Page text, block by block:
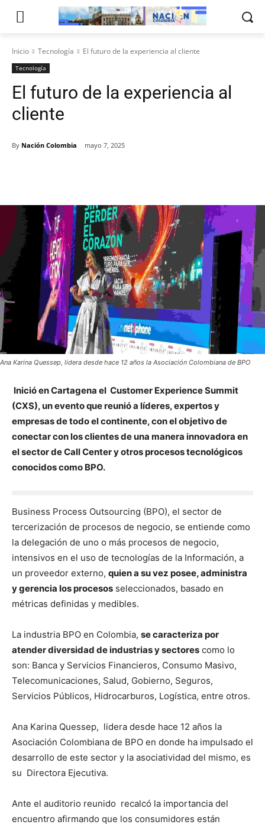
Inicio Tecnología El futuro de la experiencia al cliente
Tecnología
El futuro de la experiencia al
cliente
By Nación Colombia mayo 7, 2025
Ana Karina Quessep, lidera desde hace 12 años la Asociación Colombiana de BPO
Inició en Cartagena el Customer Experience Summit
(CXS), un evento que reunió a líderes, expertos y
empresas de todo el continente, con el objetivo de
conectar con los clientes de una manera innovadora en
el sector de Call Center y otros procesos tecnológicos
conocidos como BPO.
Business Process Outsourcing (BPO), el sector de
tercerización de procesos de negocio, se entiende como
la delegación de uno o más procesos de negocio,
intensivos en el uso de tecnologías de la Información, a
un proveedor externo, quien a su vez posee, administra
y gerencia los procesos seleccionados, basado en
métricas definidas y medibles.
La industria BPO en Colombia, se caracteriza por
atender diversidad de industrias y sectores como lo
son: Banca y Servicios Financieros, Consumo Masivo,
Telecomunicaciones, Salud, Gobierno, Seguros,
Servicios Públicos, Hidrocarburos, Logística, entre otros.
Ana Karina Quessep, lidera desde hace 12 años la
Asociación Colombiana de BPO en donde ha impulsado el
desarrollo de este sector y la asociatividad del mismo, es
su Directora Ejecutiva.
Ante el auditorio reunido recalcó la importancia del
encuentro afirmando que los consumidores están